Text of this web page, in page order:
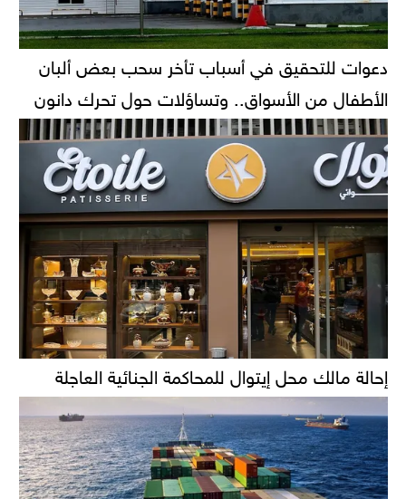
دعوات للتحقيق في أسباب تأخر سحب بعض ألبان
الأطفال من الأسواق.. وتساؤلات حول تحرك دانون
إحالة مالك محل إيتوال للمحاكمة الجنائية العاجلة